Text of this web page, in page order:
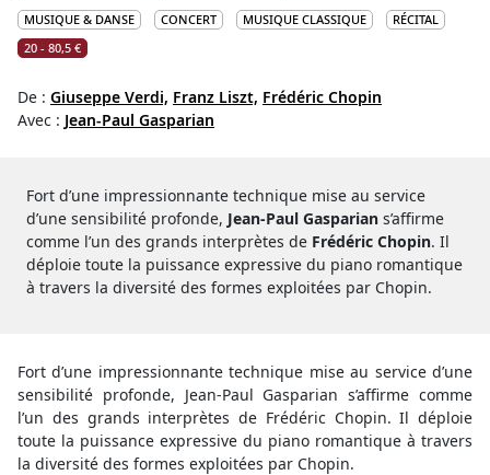
MUSIQUE & DANSE CONCERT MUSIQUE CLASSIQUE
RÉCITAL
20 - 80,5 €
De : Giuseppe Verdi, Franz Liszt, Frédéric Chopin
Avec : Jean-Paul Gasparian
Fort d’une impressionnante technique mise au service
d’une sensibilité profonde, Jean-Paul Gasparian s’affirme
comme l’un des grands interprètes de Frédéric Chopin. Il
déploie toute la puissance expressive du piano romantique
à travers la diversité des formes exploitées par Chopin.
Fort d’une impressionnante technique mise au service d’une
sensibilité profonde, Jean-Paul Gasparian s’affirme comme
l’un des grands interprètes de Frédéric Chopin. Il déploie
toute la puissance expressive du piano romantique à travers
la diversité des formes exploitées par Chopin.